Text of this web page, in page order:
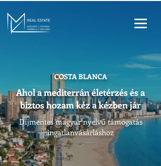
COSTA BLANCA
Ahol a mediterrán életérzés és a
biztos hozam kéz a kézben jár
Díjmentes magyar nyelvű támogatás
ingatlanvásárláshoz